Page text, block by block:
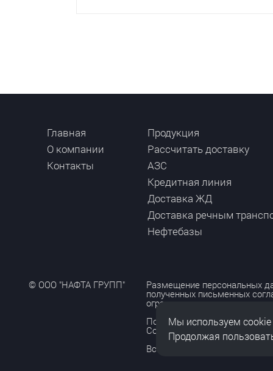
Главная
О компании
Контакты
Продукция
Рассчитать доставку
АЗС
Кредитная линия
Доставка ЖД
Доставка речным
Нефтебазы
© ООО "НАФТА ГРУПП" Размещение персональных
полученных письменных
ограничено и допускается
Политика обработки
Согласие на обработку
Все права защищены
Мы используем cookie
Продолжая